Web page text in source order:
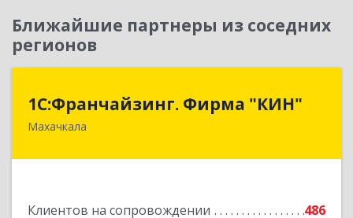
Ближайшие партнеры из соседних
регионов
1С:Франчайзинг. Фирма "КИН"
Махачкала
Клиентов на сопровождении
486
1С:Франчайзинг. Фирма "КИН"
367030, Дагестан Респ, Махачкала г, И.Казака